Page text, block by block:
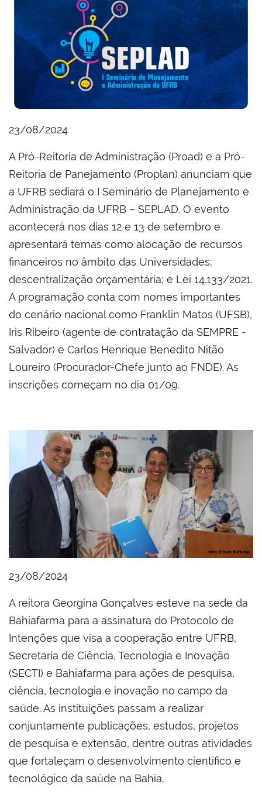
23/08/2024
A Pró-Reitoria de Administração (Proad) e a Pró-
Reitoria de Panejamento (Proplan) anunciam que
a UFRB sediará o I Seminário de Planejamento e
Administração da UFRB – SEPLAD. O evento
acontecerá nos dias 12 e 13 de setembro e
apresentará temas como alocação de recursos
financeiros no âmbito das Universidades;
descentralização orçamentária; e Lei 14.133/2021.
A programação conta com nomes importantes
do cenário nacional como Franklin Matos (UFSB),
Iris Ribeiro (agente de contratação da SEMPRE -
Salvador) e Carlos Henrique Benedito Nitão
Loureiro (Procurador-Chefe junto ao FNDE). As
inscrições começam no dia 01/09.
23/08/2024
A reitora Georgina Gonçalves esteve na sede da
Bahiafarma para a assinatura do Protocolo de
Intenções que visa a cooperação entre UFRB,
Secretaria de Ciência, Tecnologia e Inovação
(SECTI) e Bahiafarma para ações de pesquisa,
ciência, tecnologia e inovação no campo da
saúde. As instituições passam a realizar
conjuntamente publicações, estudos, projetos
de pesquisa e extensão, dentre outras atividades
que fortaleçam o desenvolvimento científico e
tecnológico da saúde na Bahia.